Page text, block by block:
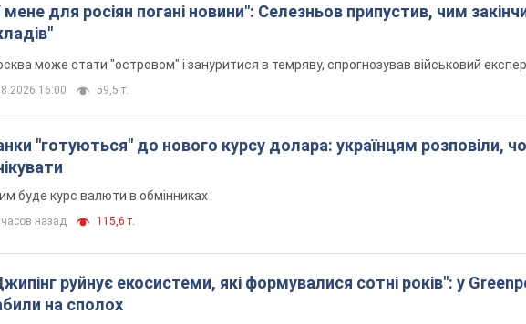
мене для росіян погані новини": Селезньов припустив, чим
може стати "островом" і зануритися в темряву, спрогнозував військовий
16:00 59,5 т.
"готуються" до нового курсу долара: українцям розповіли,
буде курс валюти в обмінниках
назад 115,6 т.
руйнує екосистеми, які формувалися сотні років": у
на сполох